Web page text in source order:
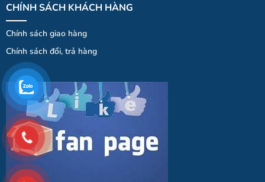
CHÍNH SÁCH KHÁCH HÀNG
Chính sách giao hàng
Chínhsáchđổi, trả hàng